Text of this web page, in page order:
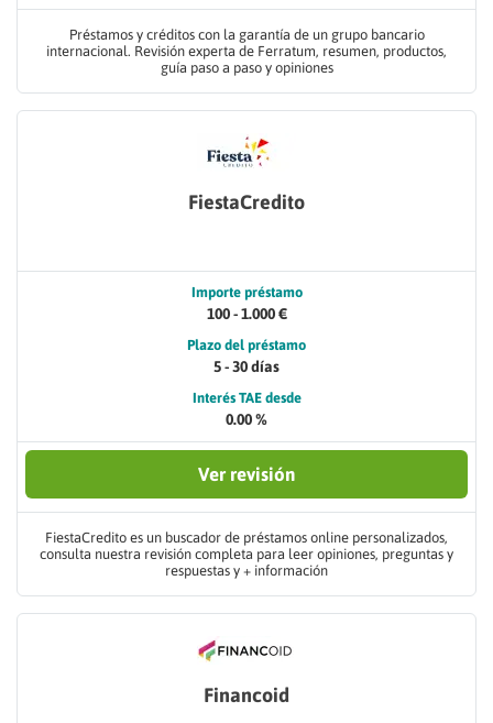
Préstamos y créditos con la garantía de un grupo bancario
internacional. Revisión experta de Ferratum, resumen, productos,
guía paso a paso y opiniones
FiestaCredito
Importe préstamo
100 - 1.000 €
Plazo del préstamo
5 - 30 días
Interés TAE desde
0.00 %
Ver revisión
FiestaCredito es un buscador de préstamos online personalizados,
consulta nuestra revisión completa para leer opiniones, preguntas y
respuestas y + información
Financoid